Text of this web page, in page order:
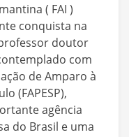
( FAI )
conquista na
doutor
com
de Amparo à
(FAPESP),
agência
do Brasil e uma